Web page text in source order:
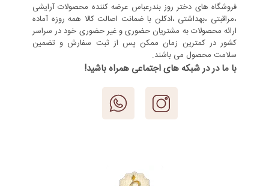
فروشگاه های دختر روز بندرعباس عرضه کننده محصولات آرایشی
،مراقبتی ،بهداشتی ،ادکلن با ضمانت اصالت کالا همه روزه آماده
ارائه محصولات به مشتریان حضوری و غیر حضوری خود در سراسر
کشور در کمترین زمان ممکن پس از ثبت سفارش و تضمین
سلامت محصول می باشند.
با ما در در شبکه های اجتماعی همراه باشید!